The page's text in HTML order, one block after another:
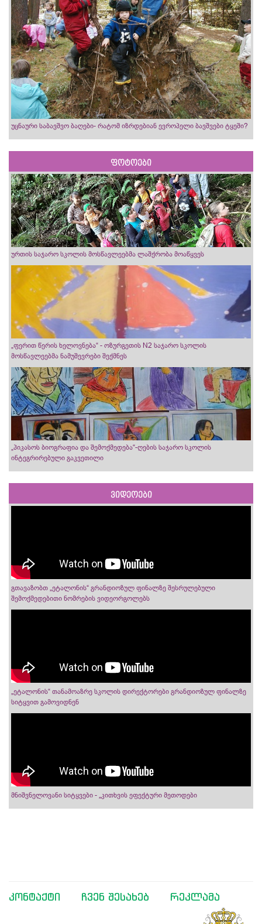
უცნაური საბავშვო ბაღები- რატომ იზრდებიან ევროპელი ბავშვები ტყეში?
ფოტოები
ურთის საჯარო სკოლის მოსწავლეებმა ლაშქრობა მოაწყვეს
„ფერით წერის ხელოვნება“ - ოზურგეთის N2 საჯარო სკოლის
მოსწავლეებმა ნამუშევრები შექმნეს
„პიკასოს ბიოგრაფია და შემოქმედება“-ღების საჯარო სკოლის
ინტეგრირებული გაკვეთილი
ვიდეოები
გთავაზობთ „ეტალონის“ გრანდიოზულ ფინალზე შესრულებული
შემოქმედებითი ნომრების ვიდეორგოლებს
„ეტალონის“ თანამოაზრე სკოლის დირექტორები გრანდიოზულ ფინალზე
სიტყვით გამოვიდნენ
მნიშვნელოვანი სიტყვები - „კითხვის ეფექტური მეთოდები
კონტაქტი ჩვენ შესახებ რეკლამა